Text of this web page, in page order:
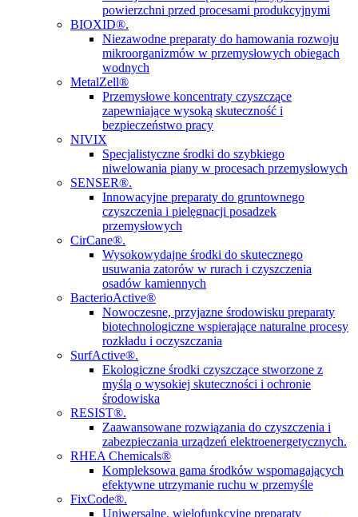
powierzchni przed procesami produkcyjnymi
BIOXID®.
Niezawodne preparaty do hamowania rozwoju
mikroorganizmów w przemysłowych obiegach
wodnych
MetalZell®
Przemysłowe koncentraty czyszczące
zapewniające wysoką skuteczność i
bezpieczeństwo pracy
NIVIX
Specjalistyczne środki do szybkiego
niwelowania piany w procesach przemysłowych
SENSER®.
Innowacyjne preparaty do gruntownego
czyszczenia i pielęgnacji posadzek
przemysłowych
CirCane®.
Wysokowydajne środki do skutecznego
usuwania zatorów w rurach i czyszczenia
osadów kamiennych
BacterioActive®
Nowoczesne, przyjazne środowisku preparaty
biotechnologiczne wspierające naturalne procesy
rozkładu i oczyszczania
SurfActive®.
Ekologiczne środki czyszczące stworzone z
myślą o wysokiej skuteczności i ochronie
środowiska
RESIST®.
Zaawansowane rozwiązania do czyszczenia i
zabezpieczania urządzeń elektroenergetycznych.
RHEA Chemicals®
Kompleksowa gama środków wspomagających
efektywne utrzymanie ruchu w przemyśle
FixCode®.
Uniwersalne, wielofunkcyjne preparaty